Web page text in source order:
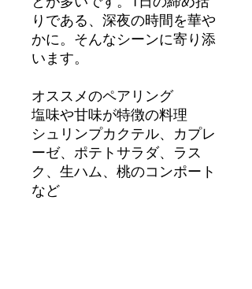
りである、深夜の時間を華や
かに。そんなシーンに寄り添
います。
オススメのペアリング
塩味や甘味が特徴の料理
シュリンプカクテル、カプレ
ーゼ、ポテトサラダ、ラス
ク、生ハム、桃のコンポート
など